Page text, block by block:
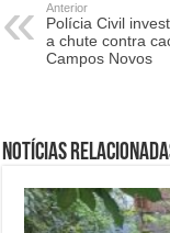
Anterior
Polícia Civil
a chute contra
Campos Novos
Notícias